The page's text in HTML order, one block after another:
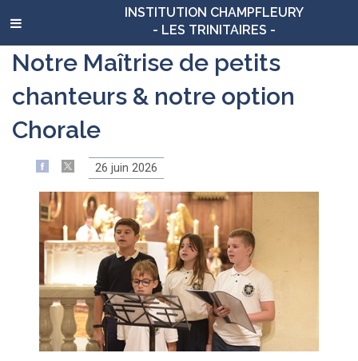
INSTITUTION CHAMPFLEURY
- LES TRINITAIRES -
Notre Maîtrise de petits
chanteurs & notre option
Chorale
26 juin 2026